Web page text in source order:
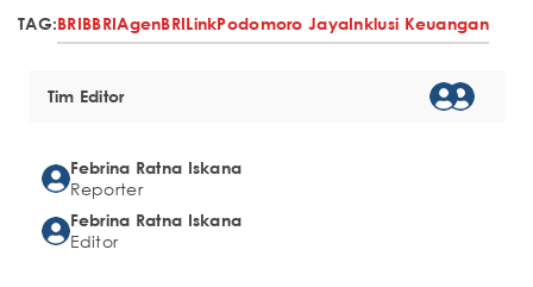
TAG:BRIBBRIAgenBRILinkPodomoro JayaInklusi Keuangan
Tim Editor
Febrina Ratna Iskana
Reporter
Febrina Ratna Iskana
Editor